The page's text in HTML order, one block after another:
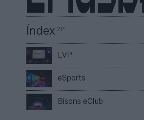
Índex2P
LVP
eSports
Bisons eClub